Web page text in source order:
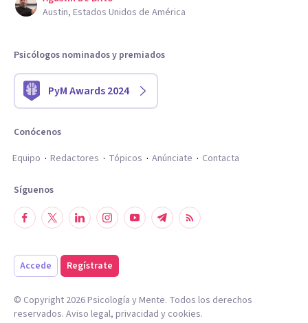
Austin, Estados Unidos de América
Psicólogos nominados y premiados
PyM Awards 2024
Conócenos
Equipo
Redactores Tópicos Anúnciate Contacta
Síguenos
Accede Regístrate
© Copyright 2026Psicología y Mente. Todos los derechos
reservados. Aviso legal, privacidad y cookies.